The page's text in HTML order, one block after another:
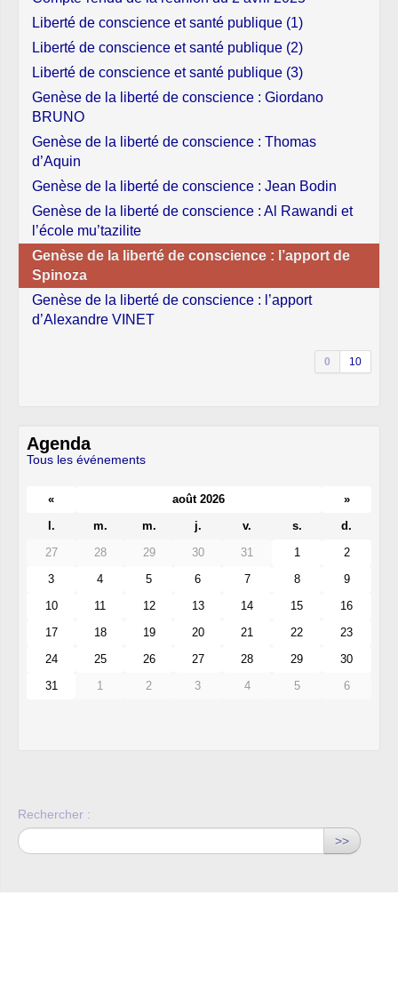
Liberté de conscience et santé publique (1)
Liberté de conscience et santé publique (2)
Liberté de conscience et santé publique (3)
Genèse de la liberté de conscience : Giordano
BRUNO
Genèse de la liberté de conscience : Thomas
d’Aquin
Genèse de la liberté de conscience : Jean Bodin
Genèse de la liberté de conscience : Al Rawandi et
l’école mu’tazilite
Genèse de la liberté de conscience : l’apport de
Spinoza
Genèse de la liberté de conscience : l’apport
d’Alexandre VINET
0 10
Agenda
Tous les événements
« août 2026
»
l.
m. m. j. v. s.
d.
27
28 29 30 31 1
2
3
4 5 6 7 8
9
10
11 12 13 14 15
16
17
18 19 20 21 22
23
24
25 26 27 28 29
30
31
1 2 3 4 5 6
Rechercher :
>>